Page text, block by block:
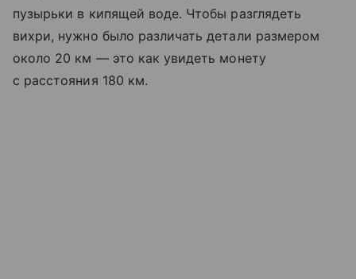
пузырьки в кипящей воде. Чтобы разглядеть
вихри, нужно было различать детали размером
около 20 км — это как увидеть монету
с расстояния 180 км.